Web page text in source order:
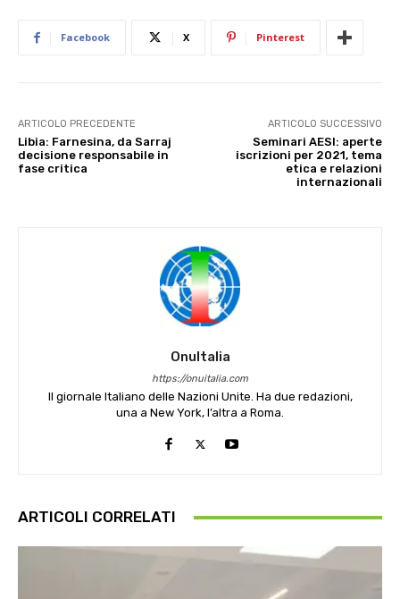
Facebook X Pinterest
ARTICOLO PRECEDENTE
Libia: Farnesina, da Sarraj
decisione responsabile in
fase critica
ARTICOLO SUCCESSIVO
Seminari AESI: aperte
iscrizioni per 2021, tema
etica e relazioni
internazionali
OnuItalia
https://onuitalia.com
Il giornale Italiano delle Nazioni Unite. Ha due redazioni,
una a New York, l’altra a Roma.
ARTICOLI CORRELATI